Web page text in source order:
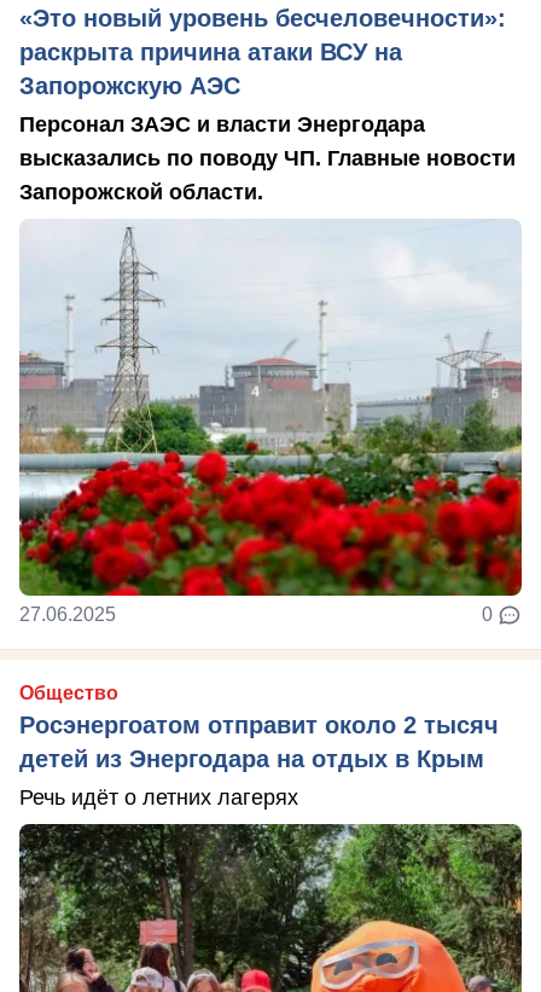
«Это новый уровень бесчеловечности»:
раскрыта причина атаки ВСУ на
Запорожскую АЭС
Персонал ЗАЭС и власти Энергодара
высказались по поводу ЧП. Главные новости
Запорожской области.
27.06.2025 0
Общество
Росэнергоатом отправит около 2 тысяч
детей из Энергодара на отдых в Крым
Речь идёт о летних лагерях